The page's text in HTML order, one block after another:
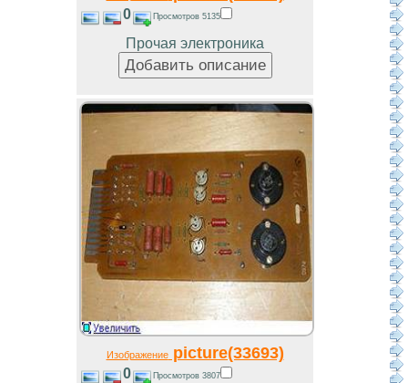
0 Просмотров 5135
Прочая электроника
Изображениеpicture(33693)
0 Просмотров 3807